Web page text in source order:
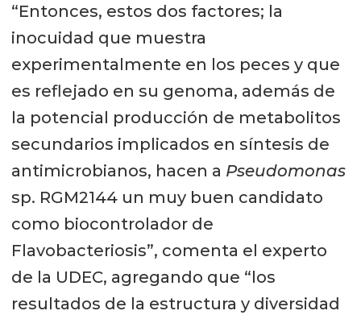
cercana a otras especies de
Pseudomonas colectadas de
ambientes similares a los cuales
Pseudomonassp. RGM2144 fue
colectada (Antártica). De este modo,
esta nueva cepa es cercana aP.
prosekiiLMG 26867 (isla James Ross
cerca de la península antártica),
Pseudomonassp. In5 (Sur de
Groenlandia),Pseudomonassp.
MPC6 (Antárctica) yP.
frederiksbergensisLMG19851
“Entonces, estos dos factores; la
inocuidad que muestra
experimentalmente en los peces y que
es reflejado en su genoma, además de
la potencial producción de metabolitos
secundarios implicados en síntesis de
antimicrobianos, hacen a Pseudomonas
sp. RGM2144 un muy buen candidato
como biocontrolador de
Flavobacteriosis”, comenta el experto
de la UDEC, agregando que “los
resultados de la estructura y diversidad